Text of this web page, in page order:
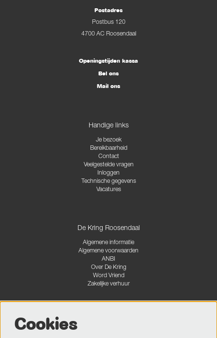
Postadres
Postbus 120
4700 AC Roosendaal
Openingstijden kassa
Bel ons
Mail ons
Handige links
Je bezoek
Bereikbaarheid
Contact
Veelgestelde vragen
Inloggen
Technische gegevens
Vacatures
De Kring Roosendaal
Algemene informatie
Algemene voorwaarden
ANBI
Over De Kring
Word Vriend
Zakelijke verhuur
Cookies